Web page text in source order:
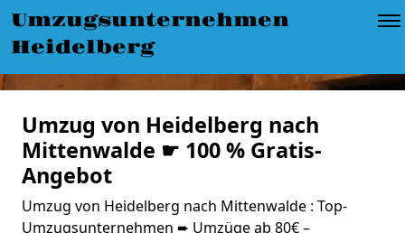
Umzugsunternehmen
Heidelberg
Umzug von Heidelberg nach
Mittenwalde ☛ 100 % Gratis-
Angebot
Umzug von Heidelberg nach Mittenwalde : Top-
Umzugsunternehmen ➨ Umzüge ab 80€ –